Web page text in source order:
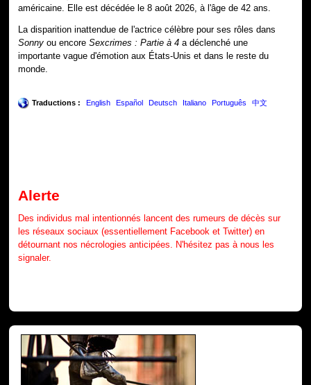
américaine. Elle est décédée le 8 août 2026, à l'âge de 42 ans.
La disparition inattendue de l'actrice célèbre pour ses rôles dans
Sonny ou encoreSexcrimes : Partie à 4 a déclenché une
importante vague d'émotion aux États-Unis et dans le reste du
monde.
Traductions : English Español Deutsch Italiano Português 中文
Alerte
Des individus mal intentionnés lancent des rumeurs de décès sur
les réseaux sociaux (essentiellement Facebook et Twitter) en
détournant nos nécrologies anticipées. N'hésitez pas à nous les
signaler.